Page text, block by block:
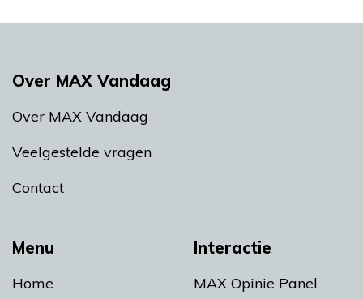
Menu
Home
Interactie
MAX Opinie Panel
Over MAX Vandaag
Over MAX Vandaag
Veelgestelde vragen
Contact